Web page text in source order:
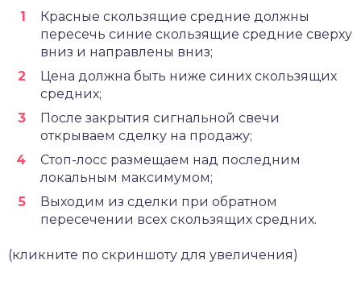
Красные скользящие средние должны
пересечь синие скользящие средние сверху
вниз и направлены вниз;
Цена должна быть ниже синих скользящих
средних;
После закрытия сигнальной свечи
открываем сделку на продажу;
Стоп-лосс размещаем над последним
локальным максимумом;
Выходим из сделки при обратном
пересечении всех скользящих средних.
(кликните по скриншоту для увеличения)